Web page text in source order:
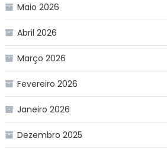
Maio 2026
Abril 2026
Março 2026
Fevereiro 2026
Janeiro 2026
Dezembro 2025